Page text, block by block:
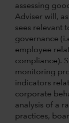
assessing
Adviser will,
sees relevant
governance
employee
compliance).
monitoring
indicators
corporate
analysis of a
practices,